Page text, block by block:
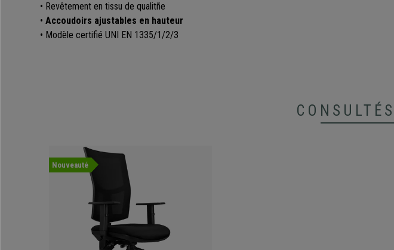
• Revêtement en tissu de qualitñe
• Accoudoirs ajustables en hauteur
• Modèle certifié UNI EN 1335/1/2/3
CONSULTÉS
Nouveauté